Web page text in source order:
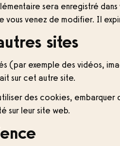
sera enregistré
venez de modifier. Il
sites
(par exemple des vidéos,
sur cet autre site.
des cookies, embarquer
sur leur site web.